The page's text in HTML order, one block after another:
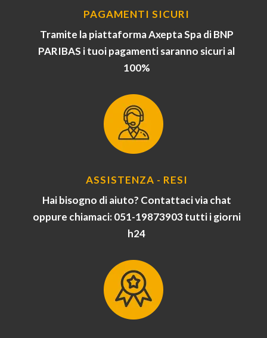
PAGAMENTI SICURI
Tramite la piattaforma Axepta Spa di BNP
PARIBAS i tuoi pagamenti saranno sicuri al
100%
ASSISTENZA - RESI
Hai bisogno di aiuto? Contattaci via chat
oppure chiamaci: 051-19873903 tutti i giorni
h24